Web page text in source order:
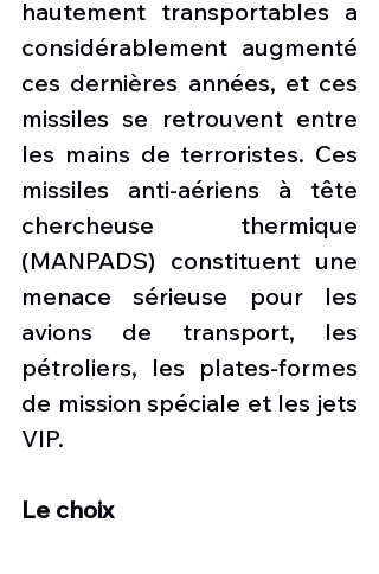
hautement transportables a
considérablement augmenté
ces dernières années, et ces
missiles se retrouvent entre
les mains de terroristes. Ces
missiles anti-aériens à tête
chercheuse thermique
(MANPADS) constituent une
menace sérieuse pour les
avions de transport, les
pétroliers, les plates-formes
de mission spéciale et les jets
VIP.
Le choix